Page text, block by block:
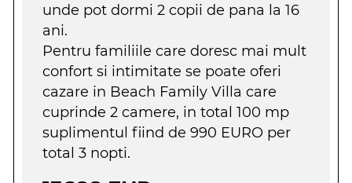
unde pot dormi 2 copii de pana la 16
ani.
Pentru familiile care doresc mai mult
confort si intimitate se poate oferi
cazare in Beach Family Villa care
cuprinde 2 camere, in total 100 mp
suplimentul fiind de 990 EURO per
total 3 nopti.